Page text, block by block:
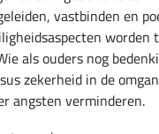
vastbinden en
worden
als ouders nog
zekerheid in de
angsten verminderen.